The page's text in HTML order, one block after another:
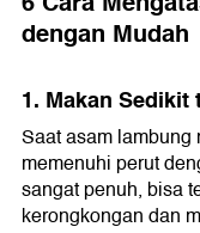
dengan Mudah
1. Makan
Saat asam
memenuhi perut
sangat penuh, bisa
kerongkongan dan